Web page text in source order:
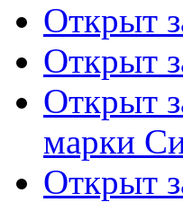
Открыт
Открыт
Открыт
марки
Открыт